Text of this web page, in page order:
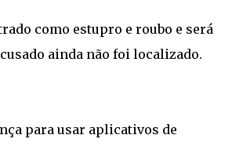
como estupro e roubo e será
ainda não foi localizado.
para usar aplicativos de